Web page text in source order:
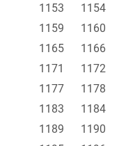
1153 1154
1159
1160
1165
1166
1171
1172
1177
1178
1183
1184
1189
1190